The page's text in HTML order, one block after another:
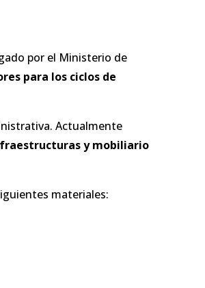
por el Ministerio de
para los ciclos de
Actualmente
y mobiliario
materiales: